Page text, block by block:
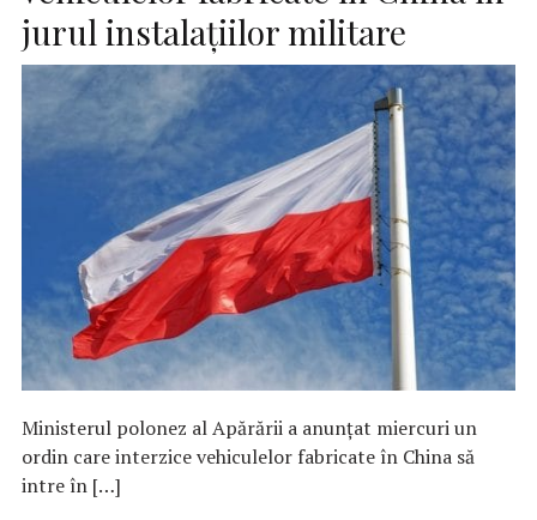
jurul instalaţiilor militare
Ministerul polonez al Apărării a anunţat miercuri un
ordin care interzice vehiculelor fabricate în China să
intre în […]